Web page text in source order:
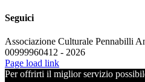
Seguici
Associazione Culturale Pennabilli
00999960412 - 2026
Page load link
Per offrirti il miglior servizio